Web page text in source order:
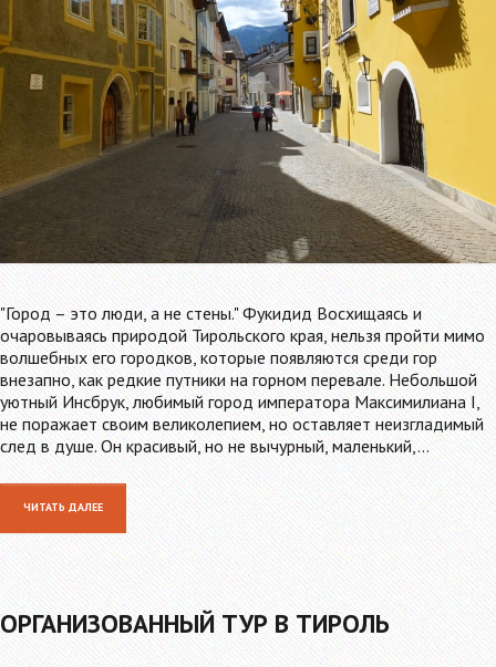
"Город – это люди, а не стены." Фукидид Восхищаясь и
очаровываясь природой Тирольского края, нельзя пройти мимо
волшебных его городков, которые появляются среди гор
внезапно, как редкие путники на горном перевале. Небольшой
уютный Инсбрук, любимый город императора Максимилиана I,
не поражает своим великолепием, но оставляет неизгладимый
след в душе. Он красивый, но не вычурный, маленький,…
ЧИТАТЬ ДАЛЕЕ
ОРГАНИЗОВАННЫЙ ТУР В ТИРОЛЬ